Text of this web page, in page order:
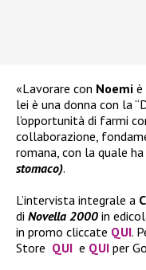
«Lavorare con Noemi è
lei è una donna con la
l’opportunità di farmi
collaborazione,
romana, con la quale
stomaco).
L’intervista integrale a
di Novella 2000 in
in promo cliccate QUI.
Store QUI e QUI per